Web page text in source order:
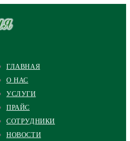
ГЛАВНАЯ
О НАС
УСЛУГИ
ПРАЙС
СОТРУДНИКИ
НОВОСТИ